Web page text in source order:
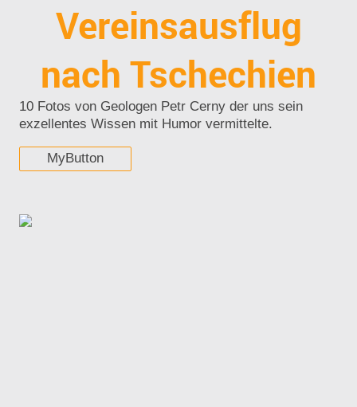
Vereinsausflug
nach Tschechien
10 Fotos von Geologen Petr Cerny der uns sein
exzellentes Wissen mit Humor vermittelte.
MyButton